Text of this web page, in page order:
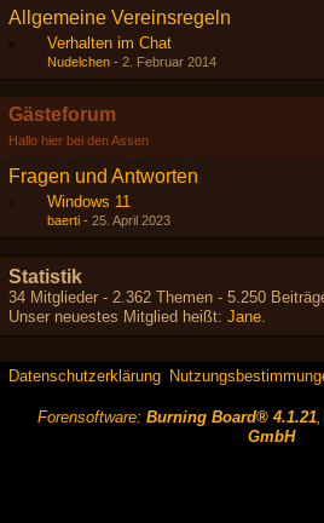
Allgemeine Vereinsregeln
Verhalten im Chat
Nudelchen - 2. Februar 2014
Gästeforum
Hallo hier bei den Assen
Fragen und Antworten
Windows 11
baerti - 25. April 2023
Statistik
34 Mitglieder - 2.362 Themen - 5.250
Unser neuestes Mitglied heißt: Jane.
Datenschutzerklärung
Forensoftware: Burning Board® 4.1.21,
GmbH